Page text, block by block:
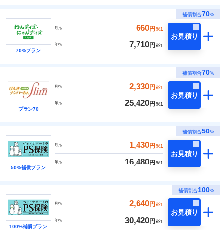
補償割合70%
70%プラン
月払 660円 ※1
年払 7,710円 ※1
お見積り
補償割合70%
プラン70
月払 2,330円 ※1
年払 25,420円 ※1
お見積り
補償割合50%
50%補償プラン
月払 1,430円 ※1
年払 16,480円 ※1
お見積り
補償割合100%
100%補償プラン
月払 2,640円 ※1
年払 30,420円 ※1
お見積り